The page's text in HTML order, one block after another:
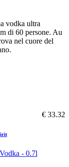
vodka ultra
di 60 persone. Au
nel cuore del
€ 33.32
- 0.7l